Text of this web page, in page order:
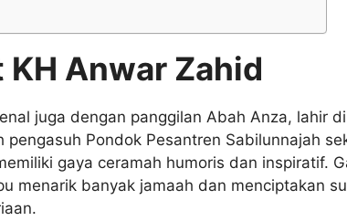
Anwar Zahid
juga dengan panggilan Abah Anza, lahir
pengasuh Pondok Pesantren Sabilunnajah
gaya ceramah humoris dan inspiratif.
menarik banyak jamaah dan menciptakan